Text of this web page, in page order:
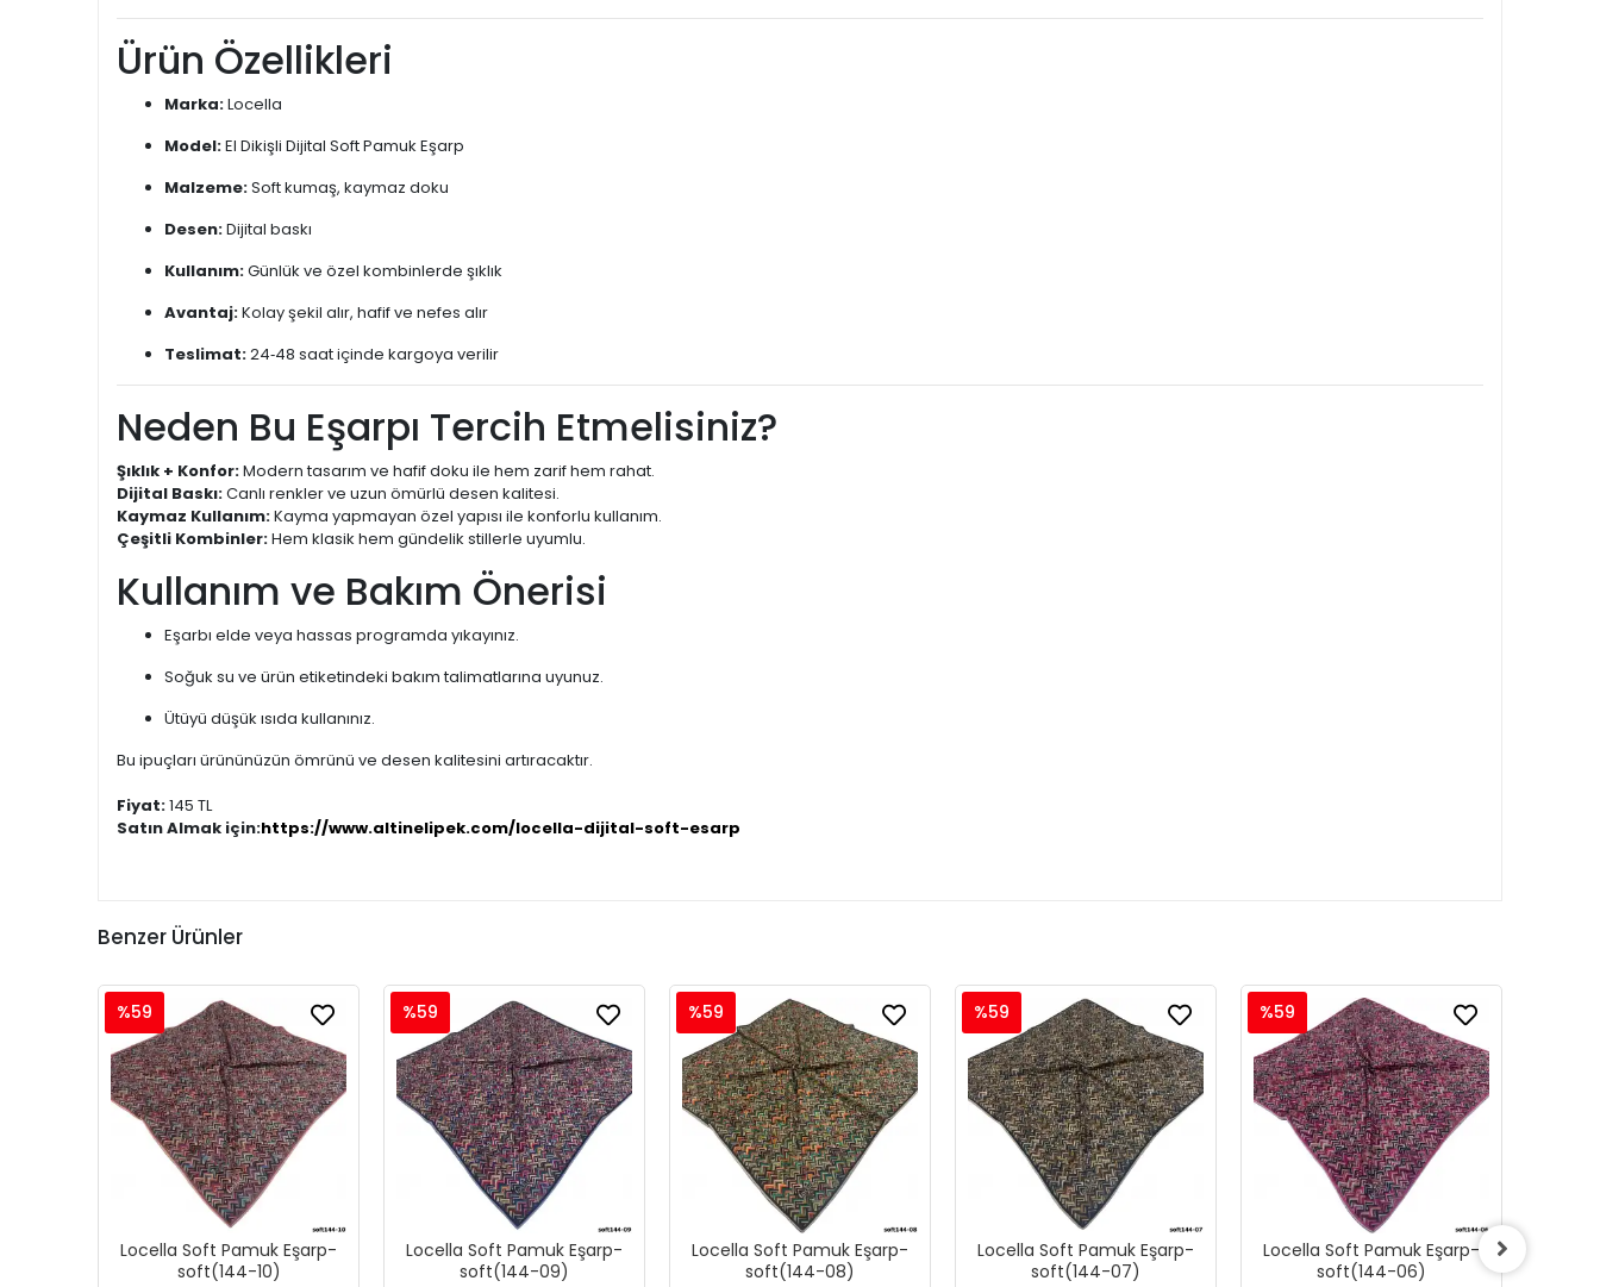
Ürün Özellikleri
Marka:Locella
Model:El Dikişli Dijital Soft Pamuk Eşarp
Malzeme:Soft kumaş, kaymaz doku
Desen:Dijital baskı
Kullanım:Günlük ve özel kombinlerde şıklık
Avantaj:Kolay şekil alır, hafif ve nefes alır
Teslimat:24‑48 saat içinde kargoya verilir
Neden Bu Eşarpı Tercih Etmelisiniz?
Şıklık + Konfor:Modern tasarım ve hafif doku ile hem zarif hem rahat.
Dijital Baskı:Canlı renkler ve uzun ömürlü desen kalitesi.
Kaymaz Kullanım:Kayma yapmayan özel yapısı ile konforlu kullanım.
Çeşitli Kombinler:Hem klasik hem gündelik stillerle uyumlu.
Kullanım ve Bakım Önerisi
Eşarbı elde veya hassas programda yıkayınız.
Soğuk su ve ürün etiketindeki bakım talimatlarına uyunuz.
Ütüyü düşük ısıda kullanınız.
Bu ipuçları ürününüzün ömrünü ve desen kalitesini artıracaktır.
Fiyat:145 TL
Satın Almak için:https://www.altinelipek.com/locella-dijital-soft-esarp
Benzer Ürünler
Locella Soft Pamuk Eşarp-
soft(144-10)
%59
Locella Soft Pamuk Eşarp-
soft(144-09)
%59
Locella Soft Pamuk Eşarp-
soft(144-08)
%59
Locella Soft Pamuk Eşarp-
soft(144-07)
%59
Locella Soft Pamuk Eşarp-
soft(144-06)
%59